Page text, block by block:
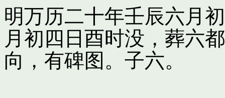
明万历二十年壬辰六月
月初四日酉时没，葬六
向，有碑图。子六。